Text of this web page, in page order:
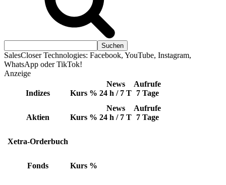
SalesCloser Technologies: Facebook, YouTube, Instagram,
WhatsApp oder TikTok!
Anzeige
Indizes Kurs %
News
24 h / 7 T
Aufrufe
7 Tage
Aktien Kurs %
News
24 h / 7 T
Aufrufe
7 Tage
Xetra-Orderbuch
Fonds Kurs %